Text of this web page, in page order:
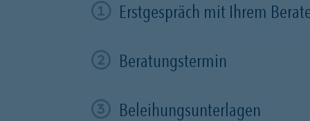
Erstgespräch mit Ihrem
Beratungstermin
Beleihungsunterlagen